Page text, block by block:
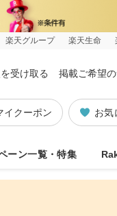
楽天グループ 楽天生命
受け取る 掲載ご希望
お気
イクーポン
ーン一覧・特集